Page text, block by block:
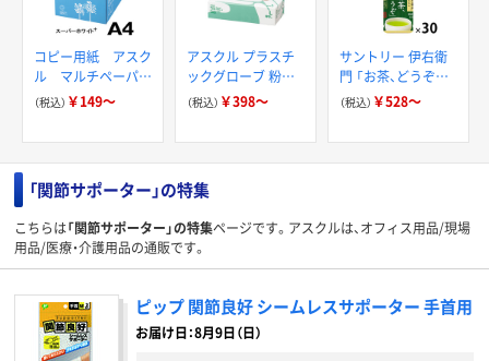
コピー用紙 アスク
ル マルチペーパー
スーパーホワイト+
（税込） ￥149～
アスクル プラスチ
ックグローブ 粉な
し（パウダーフリー）
（税込） ￥398～
サントリー 伊右衛
門 「お茶、どうぞ。」
緑茶
（税込） ￥528～
「関節サポーター」の特集
こちらは「関節サポーター」の特集ページです。アスクルは、オフィス用品/現場
用品/医療・介護用品の通販です。
ピップ 関節良好 シームレスサポーター 手首用
お届け日：8月9日（日）